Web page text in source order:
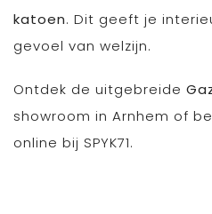
katoen. Dit geeft je
gevoel van welzijn.
Ontdek de uitgebreide
showroom in Arnhem of
online bij SPYK71.